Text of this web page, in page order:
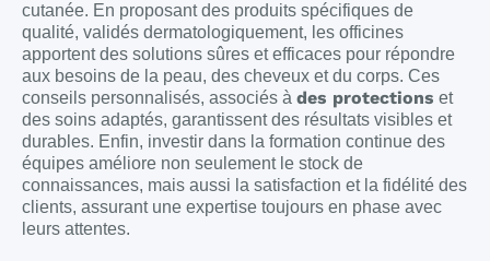
cutanée. En proposant des produits spécifiques de
qualité, validés dermatologiquement, les officines
apportent des solutions sûres et efficaces pour répondre
aux besoins de la peau, des cheveux et du corps. Ces
conseils personnalisés, associés à des protections et
des soins adaptés, garantissent des résultats visibles et
durables. Enfin, investir dans la formation continue des
équipes améliore non seulement le stock de
connaissances, mais aussi la satisfaction et la fidélité des
clients, assurant une expertise toujours en phase avec
leurs attentes.